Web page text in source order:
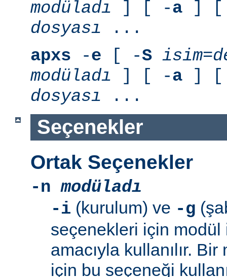
modüladı ] [ -a ] [
dosyası ...
apxs -e [ -S
modüladı ] [ -a ] [
dosyası ...
Seçenekler
Ortak Seçenekler
-n modüladı
-i (kurulum) ve -g
seçenekleri için modül
amacıyla kullanılır.
için bu seçeneği